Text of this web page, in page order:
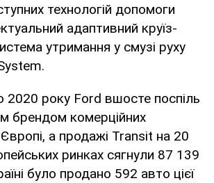
технологій допомоги
адаптивний круїз-
утримання у смузі руху
2020 року Ford вшосте поспіль
брендом комерційних
а продажі Transit на 20
ринках сягнули 87 139
було продано 592 авто цієї